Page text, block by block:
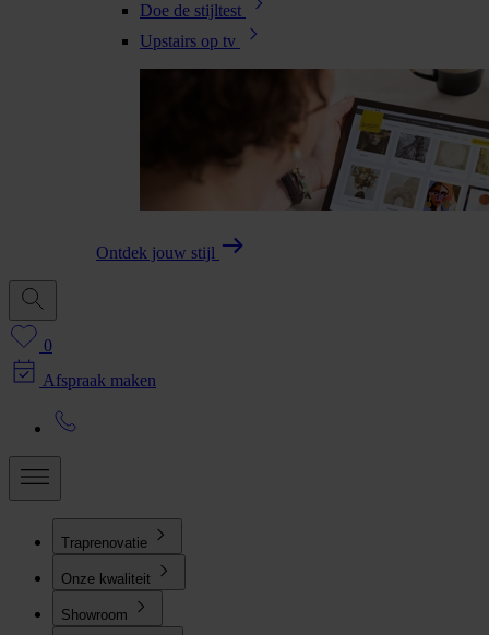
Doe de stijltest
Upstairs op tv
Ontdek jouw stijl
0
Afspraak maken
Traprenovatie
Onze kwaliteit
Showroom